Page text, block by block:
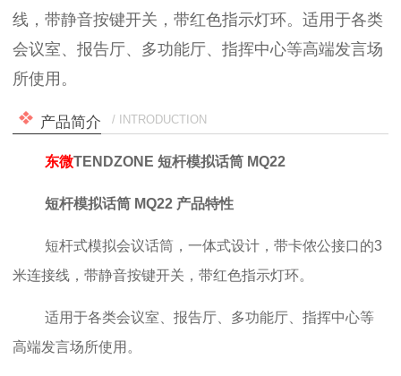
线，带静音按键开关，带红色指示灯环。适用于各类
会议室、报告厅、多功能厅、指挥中心等高端发言场
所使用。
产品简介 / INTRODUCTION
东微TENDZONE 短杆模拟话筒 MQ22
短杆模拟话筒 MQ22 产品特性
短杆式模拟会议话筒，一体式设计，带卡侬公接口的3
米连接线，带静音按键开关，带红色指示灯环。
适用于各类会议室、报告厅、多功能厅、指挥中心等
高端发言场所使用。